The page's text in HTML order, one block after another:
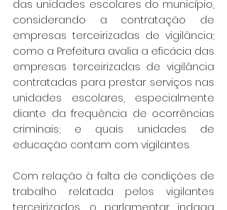
das unidades escolares do município,
considerando a contratação de
empresas terceirizadas de vigilância;
como a Prefeitura avalia a eficácia das
empresas terceirizadas de vigilância
contratadas para prestar serviços nas
unidades escolares, especialmente
diante da frequência de ocorrências
criminais; e quais unidades de
educação contam com vigilantes.
Com relação à falta de condições de
trabalho relatada pelos vigilantes
terceirizados, o parlamentar indaga